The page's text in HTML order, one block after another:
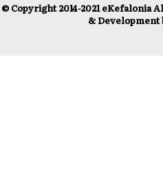
© Copyright 2014-2021 eKefalonia
& Development